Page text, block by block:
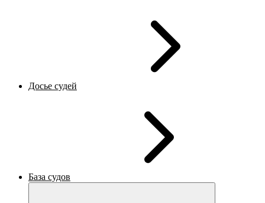
Досье судей
База судов